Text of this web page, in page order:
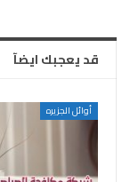
قد يعجبك ايضآ
أوائل الجزيره